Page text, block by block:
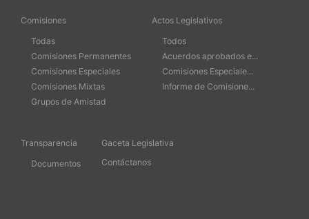
Comisiones
Todas
Comisiones Permanentes
Comisiones Especiales
Comisiones Mixtas
Grupos de Amistad
Actos Legislativos
Todos
Acuerdos aprobados e...
Comisiones Especiale...
Informe de Comisione...
Transparencia
Documentos
Gaceta Legislativa
Contáctanos